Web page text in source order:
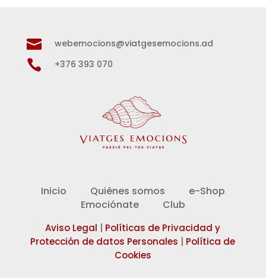
 webemocions@viatgesemocions.ad
 +376 393 070
Inicio Quiénes somos
e-Shop
Emociónate
Club
Aviso Legal
Políticas de Privacidad y
Protección de datos Personales
Política de
Cookies